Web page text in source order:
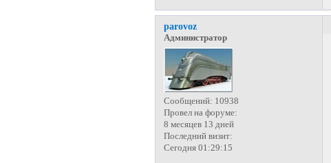
parovoz
Администратор
Сообщений: 10938
Провел на форуме:
8 месяцев 13 дней
Последний визит:
Сегодня 01:29:15